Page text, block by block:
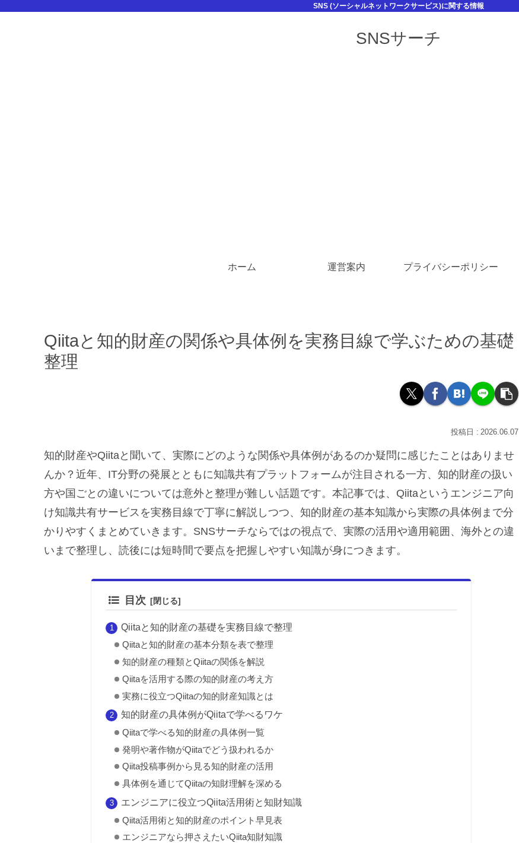
SNS (ソーシャルネットワークサービス)に関する情報
SNSサーチ
ホーム 運営案内 プライバシーポリシー
Qiitaと知的財産の関係や具体例を実務目線で学ぶための基礎
整理
2026.06.07
知的財産やQiitaと聞いて、実際にどのような関係や具体例があるのか疑問に感じたことはありませ
んか？近年、IT分野の発展とともに知識共有プラットフォームが注目される一方、知的財産の扱い
方や国ごとの違いについては意外と整理が難しい話題です。本記事では、Qiitaというエンジニア向
け知識共有サービスを実務目線で丁寧に解説しつつ、知的財産の基本知識から実際の具体例まで分
かりやすくまとめていきます。SNSサーチならではの視点で、実際の活用や適用範囲、海外との違
いまで整理し、読後には短時間で要点を把握しやすい知識が身につきます。
目次
Qiitaと知的財産の基礎を実務目線で整理
Qiitaと知的財産の基本分類を表で整理
知的財産の種類とQiitaの関係を解説
Qiitaを活用する際の知的財産の考え方
実務に役立つQiitaの知的財産知識とは
知的財産の具体例がQiitaで学べるワケ
Qiitaで学べる知的財産の具体例一覧
発明や著作物がQiitaでどう扱われるか
Qiita投稿事例から見る知的財産の活用
具体例を通じてQiitaの知財理解を深める
エンジニアに役立つQiita活用術と知財知識
Qiita活用術と知的財産のポイント早見表
エンジニアなら押さえたいQiita知財知識